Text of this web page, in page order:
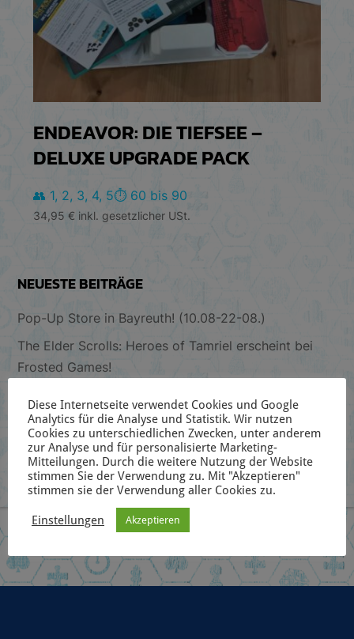
ENDEAVOR: DIE TIEFSEE –
DELUXE UPGRADE PACK
👥 1, 2, 3, 4, 5⏱️ 60 bis 90
34,95€ inkl. gesetzlicher USt.
NEUESTE BEITRÄGE
Pop-Up Store in Bayreuth! (10.08-22-08.)
The Elder Scrolls: Heroes of Tamriel erscheint bei
Frosted Games!
Vorbestellaktion zu Star Trek Captain’s Chair Wave 2
Blick aufs Deck 2: Christopher Pike
Diese Internetseite verwendet Cookies und Google
Analytics für die Analyse und Statistik. Wir nutzen
Cookies zu unterschiedlichen Zwecken, unter anderem
zur Analyse und für personalisierte Marketing-
Mitteilungen. Durch die weitere Nutzung der Website
stimmen Sie der Verwendung zu. Mit "Akzeptieren"
stimmen sie der Verwendung aller Cookies zu.
Einstellungen Akzeptieren